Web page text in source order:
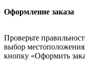
Оформление заказа
Проверьте
выбор
кнопку «Оформить